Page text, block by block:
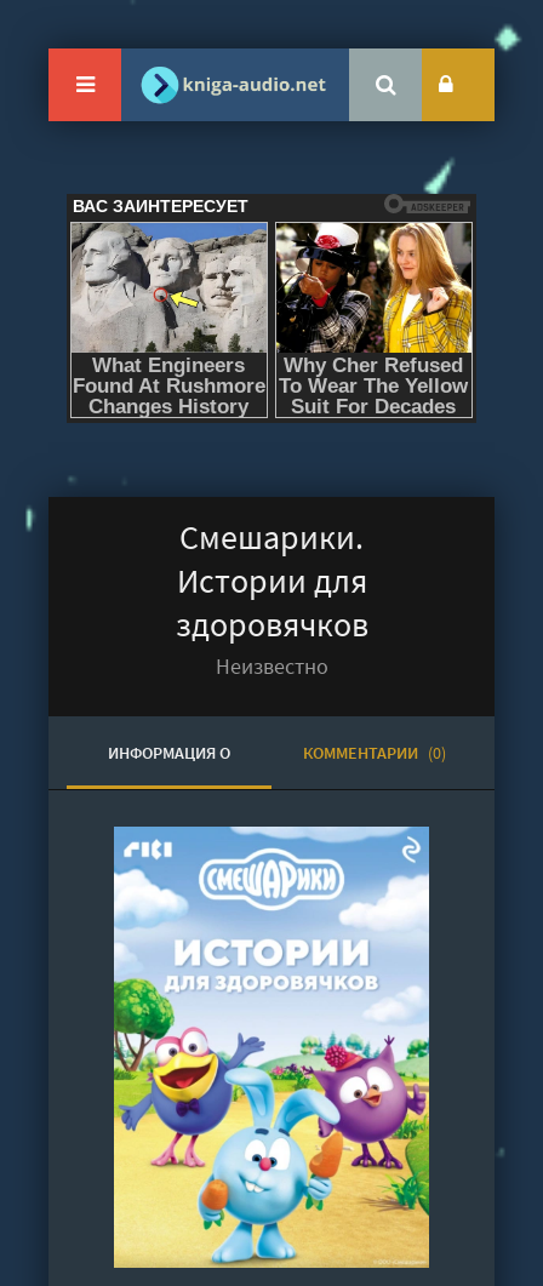
Смешарики.
Истории для
здоровячков
Неизвестно
ИНФОРМАЦИЯ О
АУДИОКНИГЕ
КОММЕНТАРИИ (0)